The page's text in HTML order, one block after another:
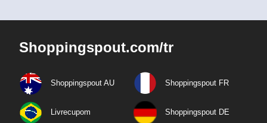
Shoppingspout.com/tr
Shoppingspout AU Shoppingspout FR
Livrecupom Shoppingspout DE